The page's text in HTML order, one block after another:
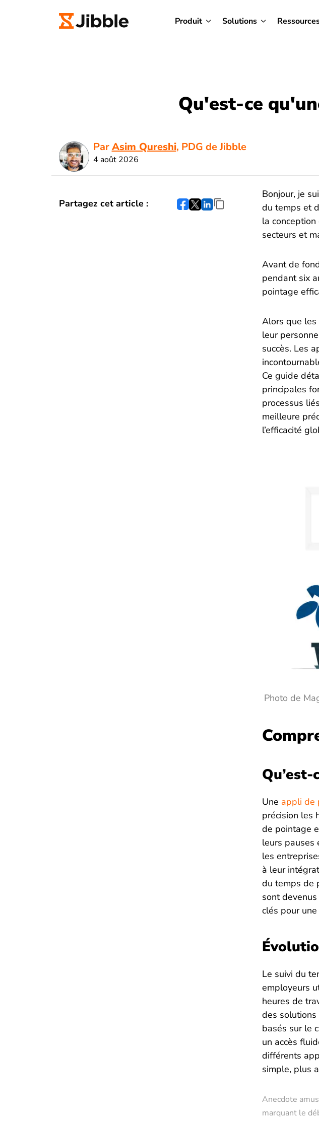
Produit Solutions
Qu'est-ce
ParAsim Qureshi, PDG de Jibble
4 août 2026
Partagez cet article :
Bonjour, je
du temps et
la
secteurs et
Avant de
pendant six
pointage
Alors que les
leur
succès. Les
Ce guide
principales
processus
meilleure
l’efficacité
Photo de
Une appli de
précision les
de pointage
leurs pauses
les
à leur
du temps de
sont
clés pour
Le suivi du
employeurs
heures de
des solutions
basés sur le
un accès
différents
simple, plus
Anecdote
marquant le